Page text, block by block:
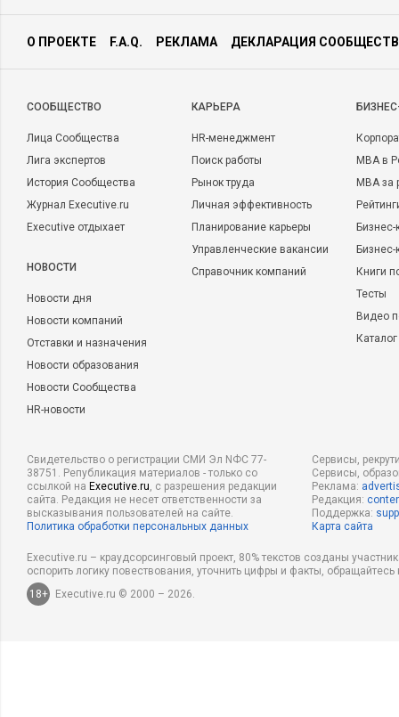
О ПРОЕКТЕ F.A.Q. РЕКЛАМА ДЕКЛАРАЦИЯ
CООБЩЕСТВО
Лица Сообщества
Лига экспертов
История Сообщества
Журнал Executive.ru
Executive отдыхает
НОВОСТИ
Новости дня
Новости компаний
Отставки и назначения
Новости образования
Новости Сообщества
HR-новости
КАРЬЕРА
HR-менеджмент
Поиск работы
Рынок труда
Личная эффективность
Планирование карьеры
Управленческие вакансии
Справочник компаний
MBA в
MBA
Бизнес-
Книги
Тесты
Видео
Свидетельство о регистрации СМИ Эл NФС 77-
38751. Републикация материалов - только со
ссылкой на Executive.ru, с разрешения редакции
сайта. Редакция не несет ответственности за
высказывания пользователей на сайте.
Политика обработки персональных данных
Сервисы,
Сервисы,
Реклама:
Редакция:
Поддержка:
Карта сайта
Executive.ru – краудсорсинговый проект, 80% текстов созданы
оспорить логику повествования, уточнить цифры и факты,
18+
Executive.ru © 2000 – 2026.